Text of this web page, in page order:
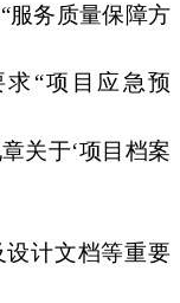
服务质量保障方
“项目应急预
关于‘项目档案
计文档等重要